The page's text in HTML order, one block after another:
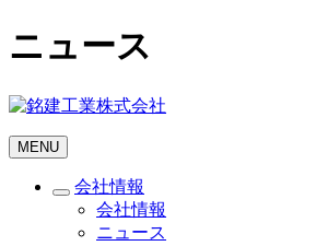
ニュース
MENU
会社情報
会社情報
ニュース